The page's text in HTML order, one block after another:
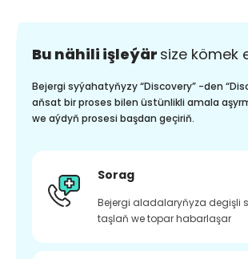
Bu nähili işleýär size kömek
Bejergi syýahatyňyzy “Discovery” -den
aňsat bir proses bilen üstünlikli amala
we aýdyň prosesi başdan geçiriň.
Sorag
Bejergi aladalaryňyza degişli
taşlaň we topar habarlaşar